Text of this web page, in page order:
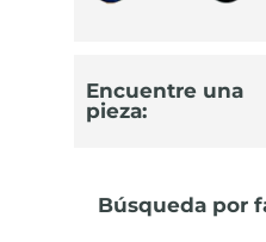
Encuentre una
pieza:
Búsqueda por